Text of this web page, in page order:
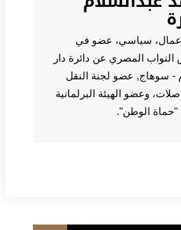
سياسي، عضو في
المصري عن دائرة دار
- سوهاج, عضو لجنة النقل
وعضو الهيئة البرلمانية
الوطن".